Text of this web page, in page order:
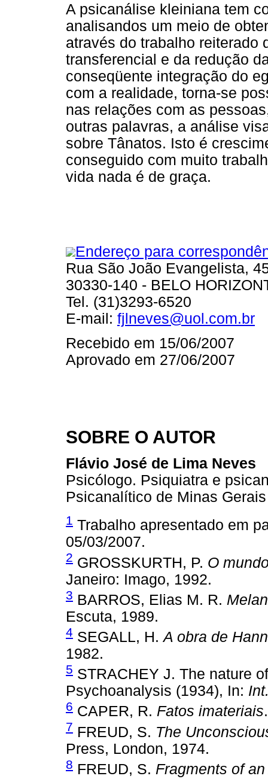
A psicanálise kleiniana tem
analisandos um meio de
através do trabalho reiterado
transferencial e da redução
conseqüente integração do
com a realidade, torna-se
nas relações com as
outras palavras, a análise
sobre Tânatos. Isto é
conseguido com muito
vida nada é de graça.
Endereço para
Rua São João Evangelista,
30330-140 - BELO
Tel. (31)3293-6520
E-mail: fjlneves@uol.com.br
Recebido em 15/06/2007
Aprovado em 27/06/2007
SOBRE O AUTOR
Flávio José de Lima Neves
Psicólogo. Psiquiatra e
Psicanalítico de Minas
1 Trabalho apresentado em
05/03/2007.
2 GROSSKURTH, P. O
Janeiro: Imago, 1992.
3 BARROS, Elias M. R.
Escuta, 1989.
4 SEGALL, H.A obra de
1982.
5 STRACHEY J. The nature
Psychoanalysis (1934), In:
6 CAPER, R. Fatos imateriais
7 FREUD, S. The
Press, London, 1974.
8 FREUD, S. Fragments of